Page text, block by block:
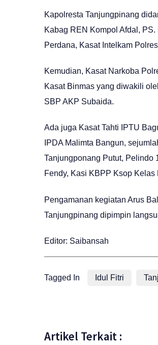
Kapolresta Tanjungpinang
Kabag REN Kompol Afdal,
Perdana, Kasat Intelkam
Kemudian, Kasat Narkoba
Kasat Binmas yang diwakili
SBP AKP Subaida.
Ada juga Kasat Tahti IPTU
IPDA Malimta Bangun,
Tanjungponang Putut, Pelindo
Fendy, Kasi KBPP Ksop Kelas
Pengamanan kegiatan Arus
Tanjungpinang dipimpin
Editor: Saibansah
Tagged In Idul Fitri
Artikel Terkait :